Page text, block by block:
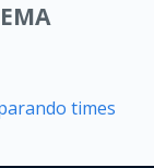
times